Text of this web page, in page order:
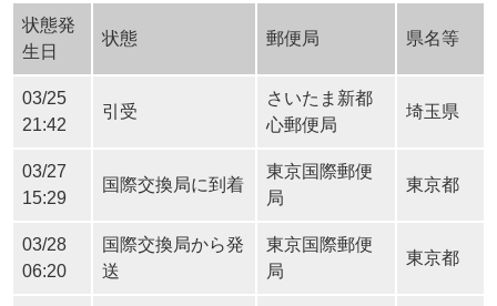
状態発
生日
状態 郵便局 県名等
03/25
21:42
引受
さいたま新都
心郵便局
埼玉県
03/27
15:29
国際交換局に到着
東京国際郵便
局
東京都
03/28
06:20
国際交換局から発
送
東京国際郵便
局
東京都